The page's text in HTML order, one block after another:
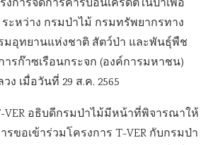
งการจัดการคาร์บอนเครดิตในป่าเพื่อ
ะหว่าง กรมป่าไม้ กรมทรัพยากรทาง
มอุทยานแห่งชาติ สัตว์ป่า และพันธุ์พืช
รก๊าซเรือนกระจก (องค์การมหาชน)
เมื่อวันที่ 29 ส.ค. 2565
VER อธิบดีกรมป่าไม้มีหน้าที่พิจารณาให้
ขอเข้าร่วมโครงการ T-VER กับกรมป่า